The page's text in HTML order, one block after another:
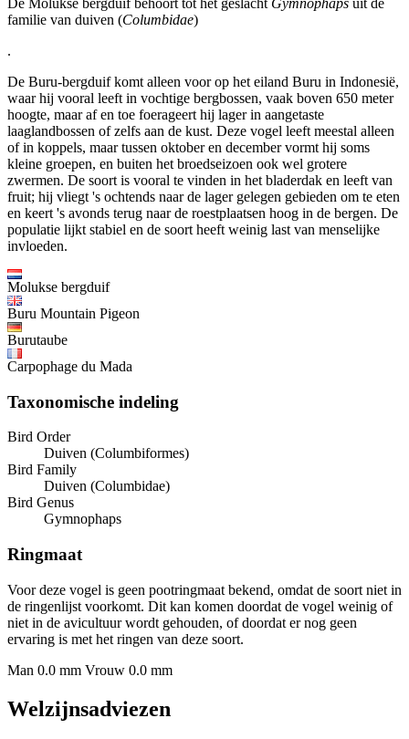
De Molukse bergduif behoort tot het geslacht Gymnophaps uit de
familie van duiven (Columbidae)
.
De Buru-bergduif komt alleen voor op het eiland Buru in Indonesië,
waar hij vooral leeft in vochtige bergbossen, vaak boven 650 meter
hoogte, maar af en toe foerageert hij lager in aangetaste
laaglandbossen of zelfs aan de kust. Deze vogel leeft meestal alleen
of in koppels, maar tussen oktober en december vormt hij soms
kleine groepen, en buiten het broedseizoen ook wel grotere
zwermen. De soort is vooral te vinden in het bladerdak en leeft van
fruit; hij vliegt 's ochtends naar de lager gelegen gebieden om te eten
en keert 's avonds terug naar de roestplaatsen hoog in de bergen. De
populatie lijkt stabiel en de soort heeft weinig last van menselijke
invloeden.
Molukse bergduif
Buru Mountain Pigeon
Burutaube
Carpophage du Mada
Taxonomische indeling
Bird Order
Duiven (Columbiformes)
Bird Family
Duiven (Columbidae)
Bird Genus
Gymnophaps
Ringmaat
Voor deze vogel is geen pootringmaat bekend, omdat de soort niet in
de ringenlijst voorkomt. Dit kan komen doordat de vogel weinig of
niet in de avicultuur wordt gehouden, of doordat er nog geen
ervaring is met het ringen van deze soort.
Man 0.0 mm Vrouw 0.0 mm
Welzijnsadviezen